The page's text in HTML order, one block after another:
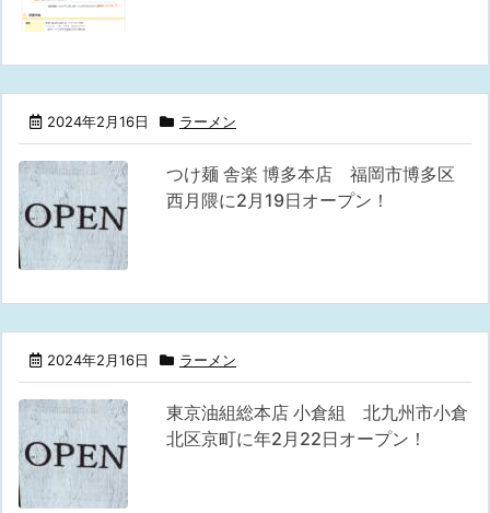
2024年2月16日 ラーメン
つけ麺 舎楽 博多本店 福岡市博多区
西月隈に2月19日オープン！
2024年2月16日 ラーメン
東京油組総本店 小倉組 北九州市小倉
北区京町に年2月22日オープン！